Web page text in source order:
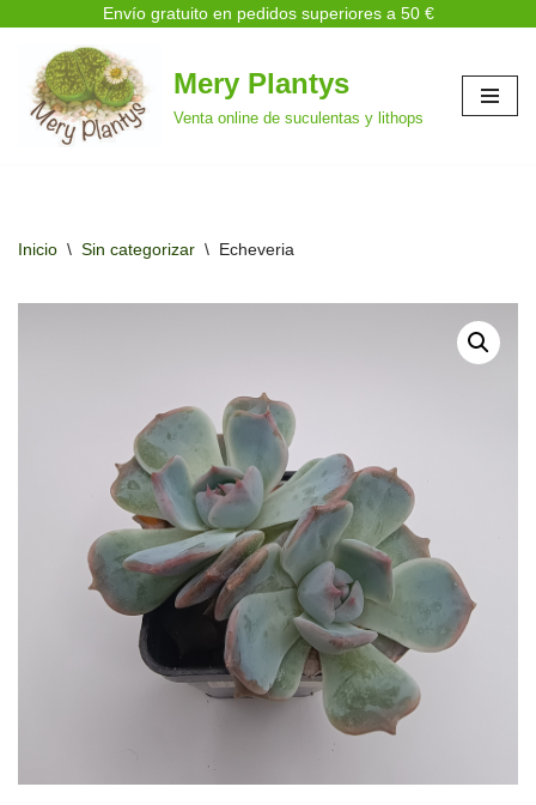
Envío gratuito en pedidos superiores a 50 €
Saltar
al
contenido
Mery Plantys
Venta online de suculentas y lithops
Inicio \ Sin categorizar \ Echeveria